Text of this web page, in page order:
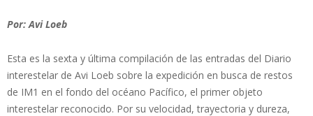
Por: Avi Loeb
Esta es la sexta y última compilación de las entradas del Diario
interestelar de Avi Loeb sobre la expedición en busca de restos
de IM1 en el fondo del océano Pacífico, el primer objeto
interestelar reconocido. Por su velocidad, trayectoria y dureza,